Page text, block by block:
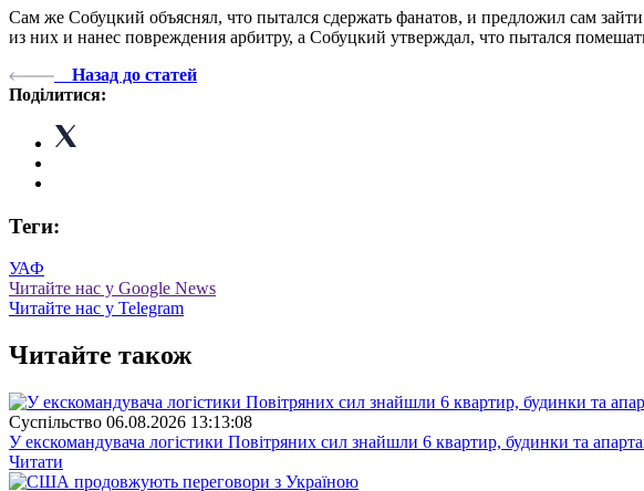
Сам же Собуцкий объяснял, что пытался сдержать фанатов, и предложил сам
из них и нанес повреждения арбитру, а Собуцкий утверждал, что пытался
Назад до статей
Поділитися:
Теги:
УАФ
Читайте нас у Google News
Читайте нас у Telegram
Читайте також
Суспiльство 06.08.2026 13:13:08
У екскомандувача логістики Повітряних сил знайшли 6 квартир, будинки та
Читати